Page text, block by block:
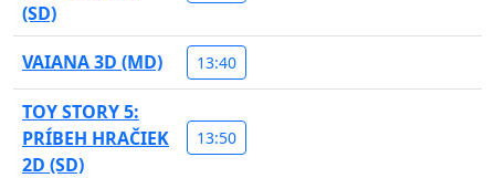
(SD)
VAIANA 3D (MD) 13:40
TOY STORY 5:
PRÍBEH HRAČIEK
2D (SD)
13:50